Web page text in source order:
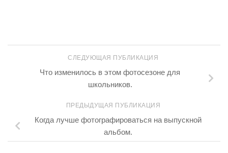
СЛЕДУЮЩАЯ ПУБЛИКАЦИЯ
Что изменилось в этом фотосезоне для
школьников.
ПРЕДЫДУЩАЯ ПУБЛИКАЦИЯ
Когда лучше фотографироваться на выпускной
альбом.